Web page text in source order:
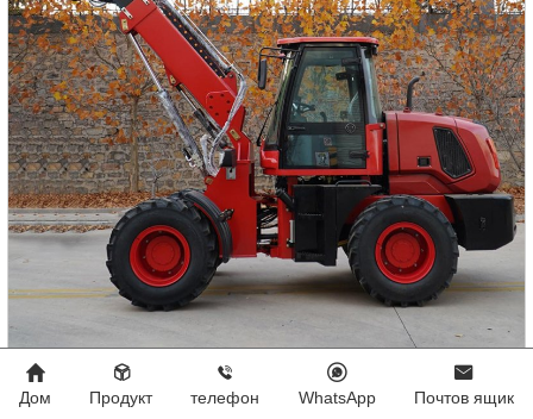
5-тонный погрузчик с телескопической стрелой
Дом Продукт телефон WhatsApp Почтов ящик